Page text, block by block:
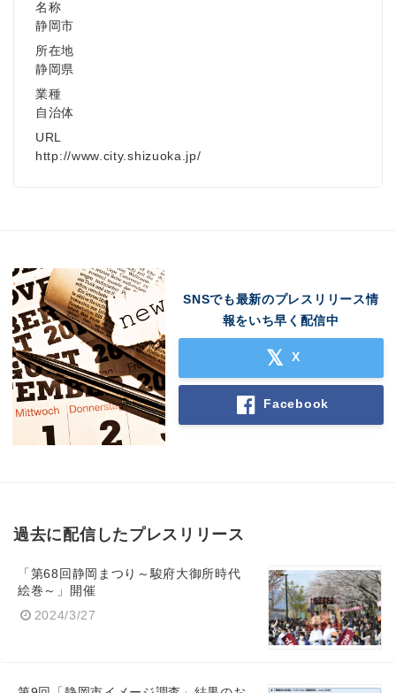
名称
静岡市
所在地
静岡県
業種
自治体
URL
http://www.city.shizuoka.jp/
SNSでも最新のプレスリリース情
報をいち早く配信中
X
Facebook
過去に配信したプレスリリース
「第68回静岡まつり～駿府大御所時代
絵巻～」開催
2024/3/27
Japanese